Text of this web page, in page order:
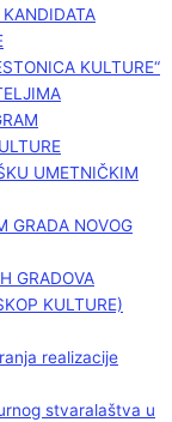
KULTURE“
UMETNIČKIM
GRADA NOVOG
GRADOVA
KULTURE)
realizacije
stvaralaštva u